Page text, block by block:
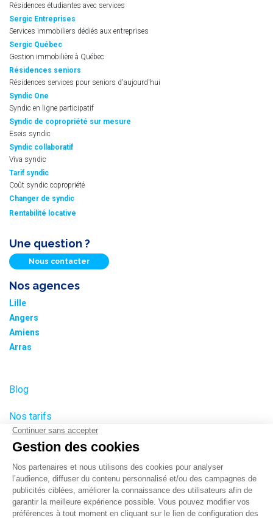
Résidences étudiantes avec services
Sergic Entreprises
Services immobiliers dédiés aux entreprises
Sergic Québec
Gestion immobilière à Québec
Résidences seniors
Résidences services pour seniors d'aujourd'hui
Syndic One
Syndic en ligne participatif
Syndic de copropriété sur mesure
Eseis syndic
Syndic collaboratif
Viva syndic
Tarif syndic
Coût syndic copropriété
Changer de syndic
Rentabilité locative
Une question ?
Nous contacter
Nos agences
Lille
Angers
Amiens
Arras
Blog
Nos tarifs
Plan du site
Informations cookies
Paramétrer les cookies